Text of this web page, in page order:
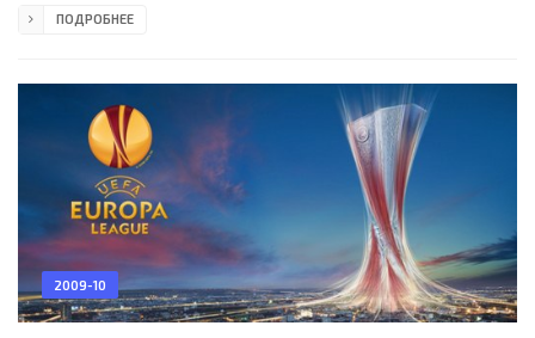
Нидерланды). "Ливерпуль": Пепе Рейна, Глен Джонсон,
Эль-Жар, 90+1), Хавьер Маскерано, Лукас Лейва, Фернандо
Торрес (Давид Н´Гог, 86), Дирк Кюйт. Главный тренер
ПОДРОБНЕЕ
2009-10